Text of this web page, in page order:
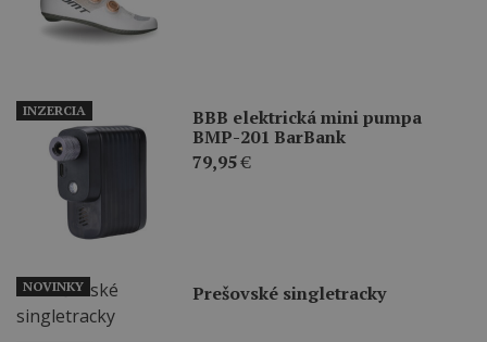
BBB elektrická mini pumpa
BMP-201 BarBank
79,95€
INZERCIA
Prešovské singletracky
NOVINKY